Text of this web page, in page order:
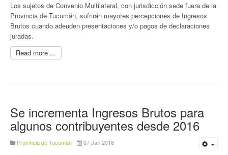
Los sujetos de Convenio Multilateral, con jurisdicción sede fuera de la
Provincia de Tucumán, sufrirán mayores percepciones de Ingresos
Brutos cuando adeuden presentaciones y/o pagos de declaraciones
juradas.
Read more ...
Se incrementa Ingresos Brutos para
algunos contribuyentes desde 2016
Provincia de Tucumán 07 Jan 2016